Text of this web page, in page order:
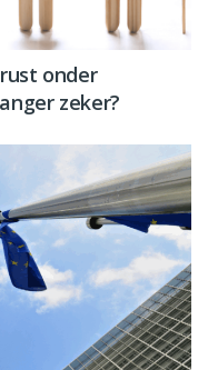
onder
zeker?